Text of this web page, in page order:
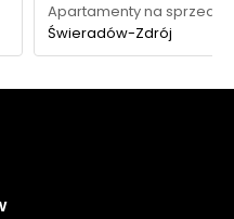
Apartamenty na sprzedaż
Świeradów-Zdrój